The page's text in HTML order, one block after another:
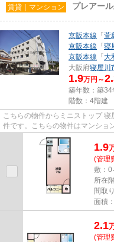
賃貸｜マンション プレアー
京阪本線 「 萱
京阪本線 「 寝
京阪本線 「 大
大阪府寝屋川
1.9万円～
築年数：築34
階数：4階建
こちらの物件からミニストップ
件です。こちらの物件はマンショ
るべく、物件数も数多くご用...
1.9
(管理
敷：0
所在
間取
面積
2.1
(管理